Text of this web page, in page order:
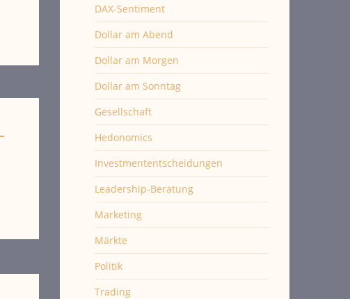
DAX-Sentiment
Dollar am Abend
Dollar am Morgen
Dollar am Sonntag
Gesellschaft
Hedonomics
Investmententscheidungen
Leadership-Beratung
Marketing
Märkte
Politik
Trading